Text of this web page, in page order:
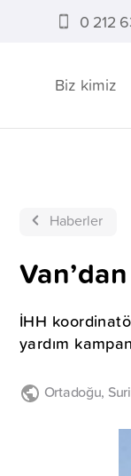
0 212
Biz kimiz
Haberler
İHH
yardım
Ortadoğu,